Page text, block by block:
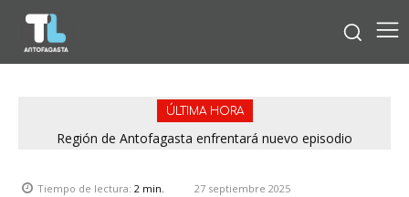
ÚLTIMA HORA
Región de Antofagasta enfrentará nuevo episodio
Tiempo de lectura: 2 min. 27 septiembre 2025